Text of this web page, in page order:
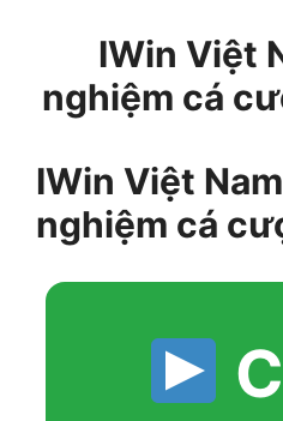
IWin Việt
nghiệm cá
IWin Việt
nghiệm cá